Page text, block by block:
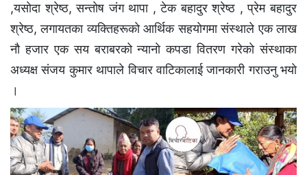
,यसाेदा श्रेष्ठ, सन्ताेष जंग थापा , टेक बहादुर श्रेष्ठ , प्रेम बहादुर
श्रेष्ठ, लगायतका व्यक्तिहरूकाे आर्थिक सहयाेगमा संस्थाले एक लाख
नाै हजार एक सय बराबरको न्यानाे कपडा वितरण गरेकाे संस्थाका
अध्यक्ष संजय कुमार थापाले विचार वाटिकालाई जानकारी गराउनु भयाे
।